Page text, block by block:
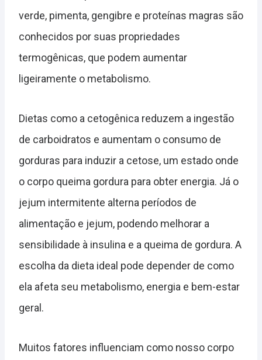
verde, pimenta, gengibre e proteínas magras são
conhecidos por suas propriedades
termogênicas, que podem aumentar
ligeiramente o metabolismo.
Dietas como a cetogênica reduzem a ingestão
de carboidratos e aumentam o consumo de
gorduras para induzir a cetose, um estado onde
o corpo queima gordura para obter energia. Já o
jejum intermitente alterna períodos de
alimentação e jejum, podendo melhorar a
sensibilidade à insulina e a queima de gordura. A
escolha da dieta ideal pode depender de como
ela afeta seu metabolismo, energia e bem-estar
geral.
Muitos fatores influenciam como nosso corpo